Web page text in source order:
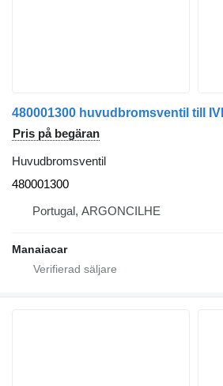
Pris på begäran
Huvudbromsventil
480001300
Portugal, ARGONCILHE
Manaiacar